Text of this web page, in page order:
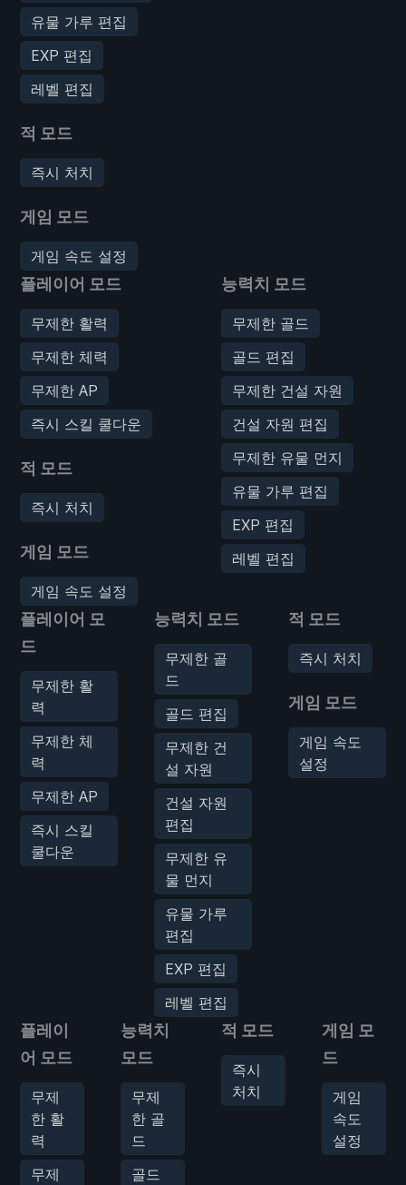
유물 가루 편집
EXP 편집
레벨 편집
적 모드
즉시 처치
게임 모드
게임 속도 설정
플레이어 모드
무제한 활력
무제한 체력
무제한 AP
즉시 스킬 쿨다운
적 모드
즉시 처치
게임 모드
게임 속도 설정
능력치 모드
무제한 골드
골드 편집
무제한 건설 자원
건설 자원 편집
무제한 유물 먼지
유물 가루 편집
EXP 편집
레벨 편집
플레이어 모
드
무제한 활
력
무제한 체
력
무제한 AP
즉시 스킬
쿨다운
능력치 모드
무제한 골
드
골드 편집
무제한 건
설 자원
건설 자원
편집
무제한 유
물 먼지
유물 가루
편집
EXP 편집
레벨 편집
적 모드
즉시 처치
게임 모드
게임 속도
설정
플레이
어 모드
무제
한 활
력
무제
능력치
모드
무제
한 골
드
골드
적 모드
즉시
처치
게임 모
드
게임
속도
설정